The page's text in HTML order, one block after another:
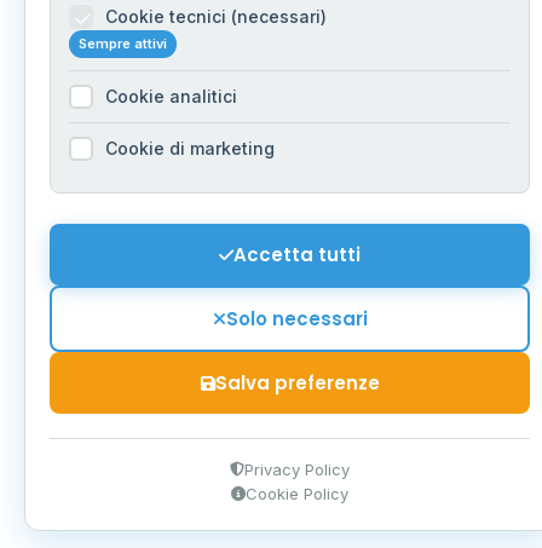
Cookie tecnici (necessari)
Sempre attivi
Cookie analitici
Cookie di marketing
Accetta tutti
Solo necessari
Salva preferenze
Privacy Policy
Cookie Policy